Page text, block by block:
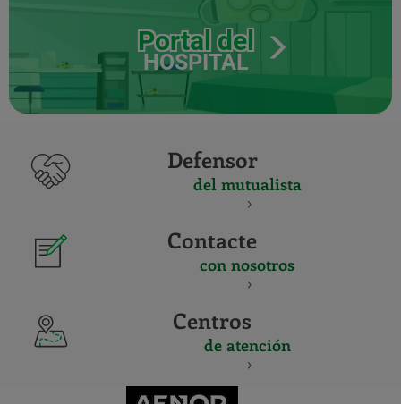
Portal del
HOSPITAL
Defensor
del mutualista
Contacte
con nosotros
Centros
de atención